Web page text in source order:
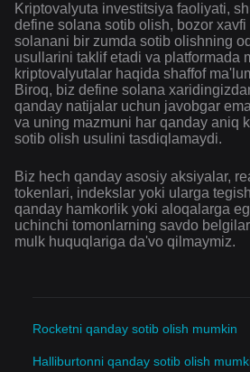
Kriptovalyuta investitsiya faoliyati,
define solana sotib olish, bozor
solanani bir zumda sotib olishning
usullarini taklif etadi va platformada
kriptovalyutalar haqida shaffof
Biroq, biz define solana
qanday natijalar uchun javobgar
va uning mazmuni har qanday aniq
sotib olish usulini tasdiqlamaydi.
Biz hech qanday asosiy aksiyalar,
tokenlari, indekslar yoki ularga
qanday hamkorlik yoki aloqalarga
uchinchi tomonlarning savdo
mulk huquqlariga da'vo qilmaymiz.
Rocketni qanday sotib olish mumkin
Halliburtonni qanday sotib olish